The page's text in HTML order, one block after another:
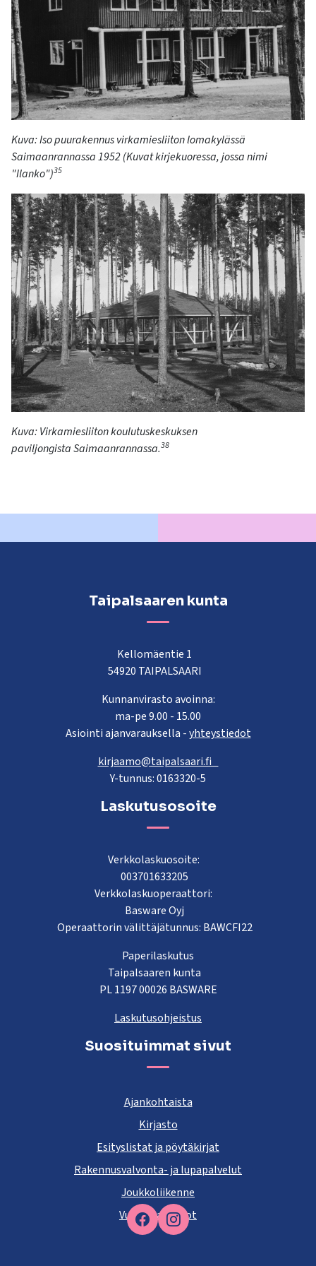
Kuva: Iso puurakennus virkamiesliiton lomakylässä
Saimaanrannassa1952(Kuvatkirjekuoressa, jossa nimi
"Ilanko")35
Kuva: Virkamiesliiton koulutuskeskuksen
paviljongistaSaimaanrannassa.38
Facebook
Taipalsaaren kunta
Kellomäentie 1
54920 TAIPALSAARI
Kunnanvirasto avoinna:
ma-pe 9.00 - 15.00
Asiointi ajanvarauksella -yhteystiedot
kirjaamo@taipalsaari.fi
Y-tunnus: 0163320-5
Laskutusosoite
Verkkolaskuosoite:
003701633205
Verkkolaskuoperaattori:
Basware Oyj
Operaattorin välittäjätunnus: BAWCFI22
Paperilaskutus
Taipalsaaren kunta
PL 1197 00026 BASWARE
Laskutusohjeistus
Suosituimmat sivut
Ajankohtaista
Kirjasto
Esityslistat ja pöytäkirjat
Rakennusvalvonta- ja lupapalvelut
Joukkoliikenne
Vuokra-asunnot